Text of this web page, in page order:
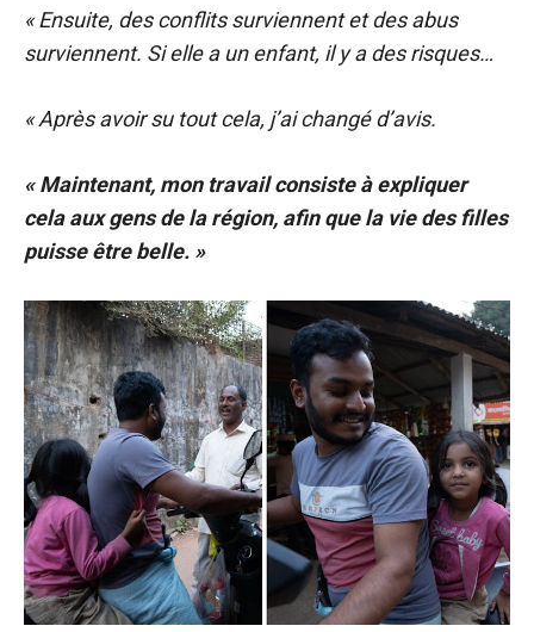
« Ensuite, des conflits surviennent et des abus
surviennent. Si elle a un enfant, il y a des risques…
« Après avoir su tout cela, j’ai changé d’avis.
« Maintenant, mon travail consiste à expliquer
cela aux gens de la région, afin que la vie des filles
puisse être belle. »